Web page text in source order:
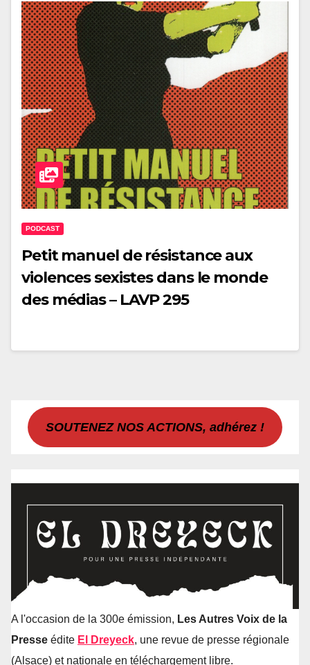
PODCAST
Petit manuel de résistance aux
violences sexistes dans le monde
des médias – LAVP 295
SOUTENEZ NOS ACTIONS, adhérez !
A l'occasion de la 300e émission, Les Autres Voix de la
Presse édite El Dreyeck, une revue de presse régionale
(Alsace) et nationale en téléchargement libre.